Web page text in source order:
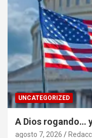
UNCATEGORIZED
A Dios rogando…
agosto 7, 2026